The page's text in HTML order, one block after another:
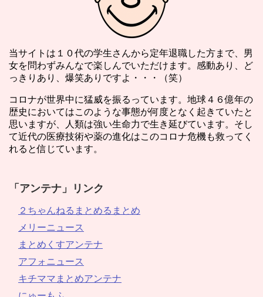
当サイトは１０代の学生さんから定年退職した方まで、男
女を問わずみんなで楽しんでいただけます。感動あり、ど
っきりあり、爆笑ありですよ・・・（笑）
コロナが世界中に猛威を振るっています。地球４６億年の
歴史においてはこのような事態が何度となく起きていたと
思いますが、人類は強い生命力で生き延びています。そし
て近代の医療技術や薬の進化はこのコロナ危機も救ってく
れると信じています。
「アンテナ」リンク
２ちゃんねるまとめるまとめ
メリーニュース
まとめくすアンテナ
アフォニュース
キチママまとめアンテナ